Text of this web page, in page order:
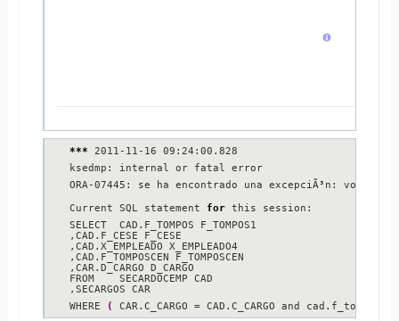
*** 2011-11-16 09:24:00.828
ksedmp: internal or fatal error
ORA-07445: se ha encontrado una excepciÃ³n: volcado
Current SQL statement for this session:
SELECT  CAD.F_TOMPOS F_TOMPOS1
,CAD.F_CESE F_CESE
,CAD.X_EMPLEADO X_EMPLEADO4
,CAD.F_TOMPOSCEN F_TOMPOSCEN
,CAR.D_CARGO D_CARGO
FROM    SECARDOCEMP CAD
,SECARGOS CAR
WHERE
( CAR.C_CARGO = CAD.C_CARGO and